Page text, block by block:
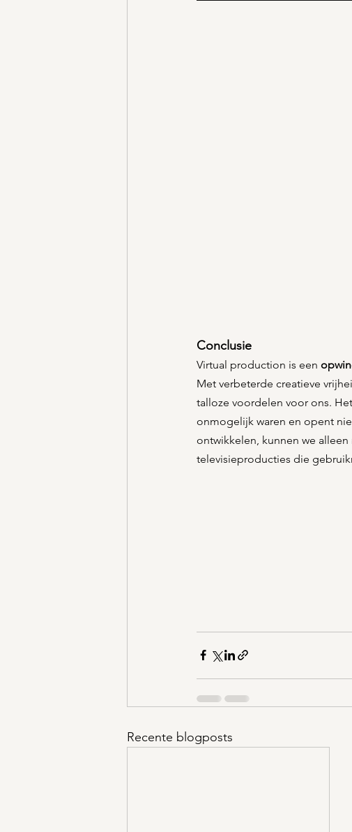
Conclusie
Virtual production is een
Met verbeterde creatieve
talloze voordelen voor ons.
onmogelijk waren en opent
ontwikkelen, kunnen we
televisieproducties die
Recente blogposts